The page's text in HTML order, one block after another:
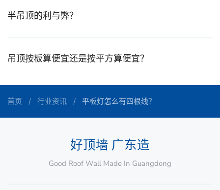
半吊顶的利与弊？
吊顶按板算便宜还是按平方算便宜？
首页 行业资讯 平板灯怎么有四根线？
好顶墙 广东造
Good Roof Wall Made In Guangdong